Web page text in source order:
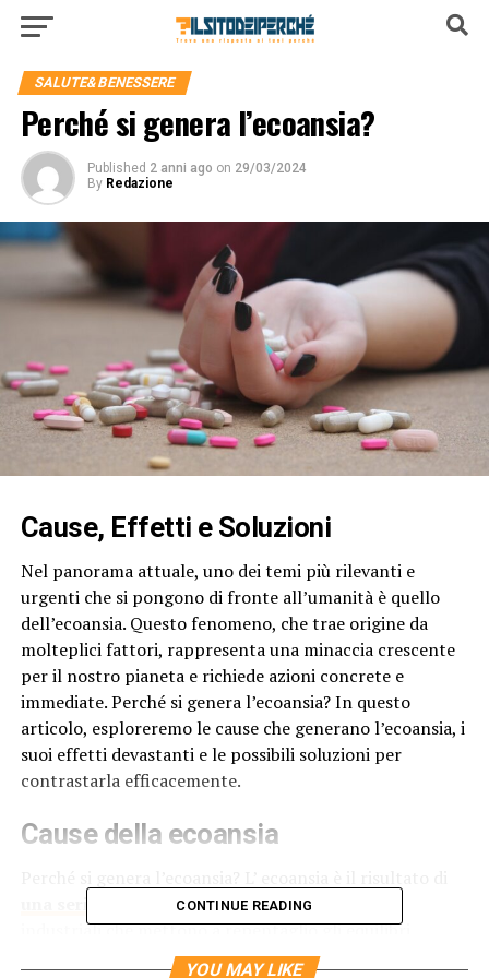
SALUTE&BENESSERE
Perché si genera l’ecoansia?
Published 2 anni ago on 29/03/2024
By Redazione
Cause, Effetti e Soluzioni
Nel panorama attuale, uno dei temi più rilevanti e
urgenti che si pongono di fronte all’umanità è quello
dell’ecoansia. Questo fenomeno, che trae origine da
molteplici fattori, rappresenta una minaccia crescente
per il nostro pianeta e richiede azioni concrete e
immediate. Perché si genera l’ecoansia? In questo
articolo, esploreremo le cause che generano l’ecoansia, i
suoi effetti devastanti e le possibili soluzioni per
contrastarla efficacemente.
Cause della ecoansia
una serie di comportamenti umani
industriali che mettono a repentaglio gli equilibri
naturali del nostro pianeta. Tra le principali cause,
CONTINUE READING
YOU MAY LIKE